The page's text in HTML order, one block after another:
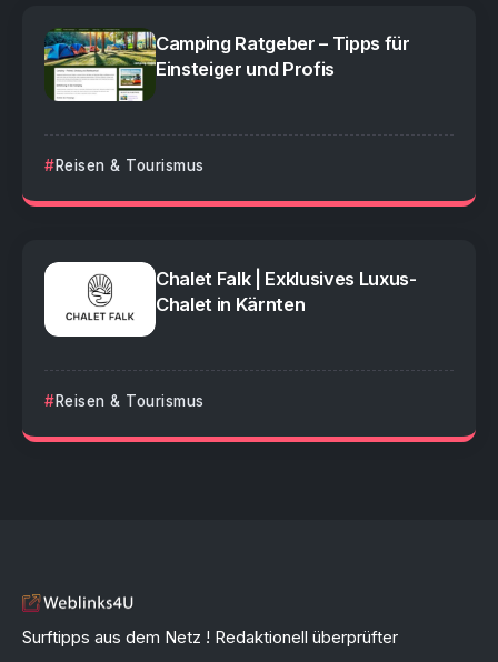
Camping Ratgeber – Tipps für
Einsteiger und Profis
Reisen & Tourismus
Chalet Falk | Exklusives Luxus-
Chalet in Kärnten
Reisen & Tourismus
Surftipps aus dem Netz ! Redaktionell überprüfter